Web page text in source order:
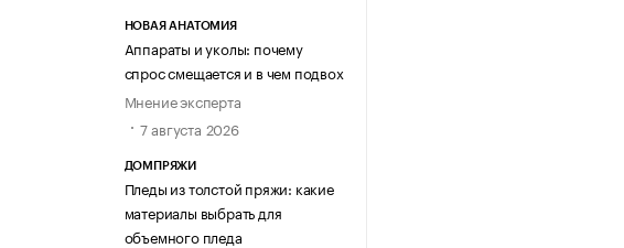
НОВАЯ АНАТОМИЯ
Аппараты и уколы: почему
спрос смещается и в чем подвох
Мнение эксперта
7 августа 2026
ДОМПРЯЖИ
Пледы из толстой пряжи: какие
материалы выбрать для
объемного пледа